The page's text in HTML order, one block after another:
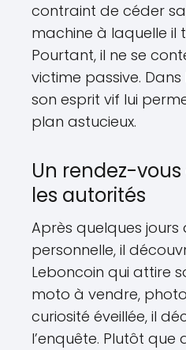
contraint de céder
machine à laquelle il
Pourtant, il ne se
victime passive. Dans
son esprit vif lui
plan astucieux.
Un rendez-
les autorités
Après quelques jours
personnelle, il
Leboncoin qui attire
moto à vendre,
curiosité éveillée, il
l’enquête. Plutôt que